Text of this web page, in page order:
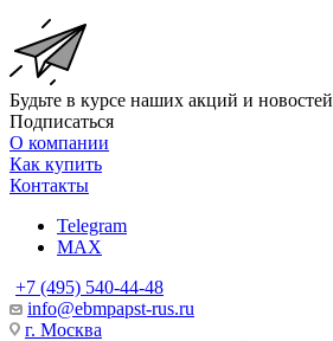
Будьте в курсе наших акций и новостей
Подписаться
О компании
Как купить
Контакты
Telegram
MAX
+7 (495) 540-44-48
info@ebmpapst-rus.ru
г. Москва